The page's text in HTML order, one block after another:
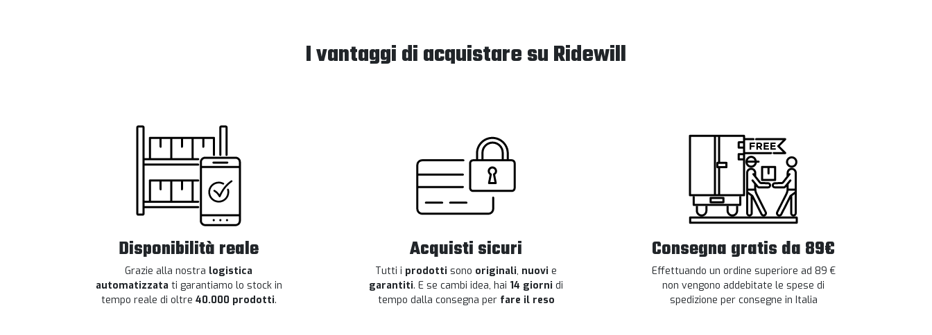
I vantaggi di acquistare su Ridewill
Disponibilità reale
Grazie alla nostra logistica
automatizzata ti garantiamo lo stock in
tempo reale di oltre 40.000 prodotti.
Acquisti sicuri
Tutti i prodotti sono originali, nuovi e
garantiti. E se cambi idea, hai 14 giorni di
tempo dalla consegna per fare il reso
Consegna gratis da 89€
Effettuando un ordine superiore ad 89 €
non vengono addebitate le spese di
spedizione per consegne in Italia